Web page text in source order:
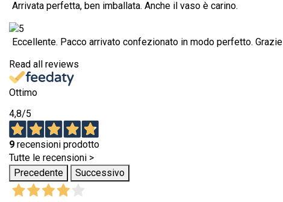
Arrivata perfetta, ben imballata. Anche il vaso è carino.
Eccellente. Pacco arrivato confezionato in modo perfetto. Grazie
Read all reviews
Ottimo
4,8/5
9 recensioni prodotto
Tutte le recensioni >
Precedente
Successivo